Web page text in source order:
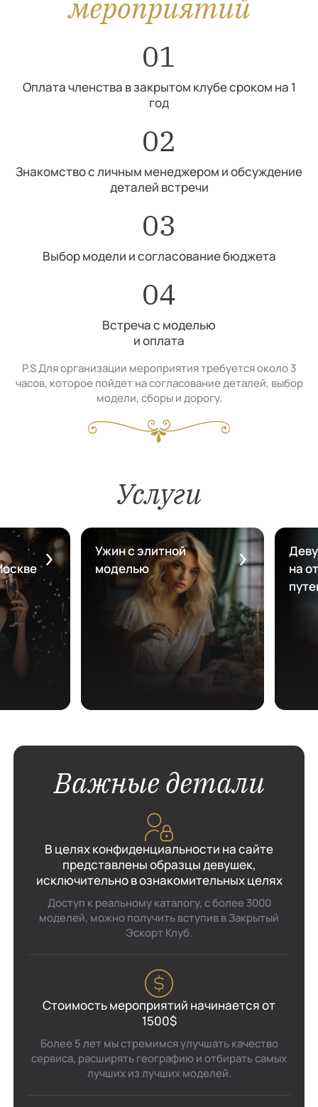
мероприятий
01
Оплата членства в закрытом клубе сроком на 1
год
02
Знакомство с личным менеджером и обсуждение
деталей встречи
03
Выбор модели и согласование бюджета
04
Встреча с моделью
и оплата
P.S Для организации мероприятия требуется около 3
часов, которое пойдет на согласование деталей, выбор
модели, сборы и дорогу.
Услуги
Ужин с элитной
моделью
на
Важные детали
В целях конфиденциальности на сайте
представлены образцы девушек,
исключительно в ознакомительных целях
Доступ к реальному каталогу, с более 3000
моделей, можно получить вступив в Закрытый
Эскорт Клуб.
Стоимость мероприятий начинается от
1500$
Более 5 лет мы стремимся улучшать качество
сервиса, расширять географию и отбирать самых
лучших из лучших моделей.